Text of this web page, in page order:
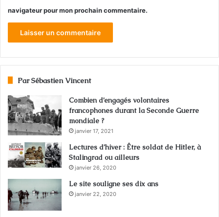
navigateur pour mon prochain commentaire.
Par Sébastien Vincent
Combien d’engagés volontaires
francophones durant la Seconde Guerre
mondiale ?
janvier 17, 2021
Lectures d’hiver : Être soldat de Hitler, à
Stalingrad ou ailleurs
janvier 26, 2020
Le site souligne ses dix ans
janvier 22, 2020